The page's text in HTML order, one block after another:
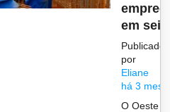
em
Publicado
por
Eliane
há 3
O Oeste